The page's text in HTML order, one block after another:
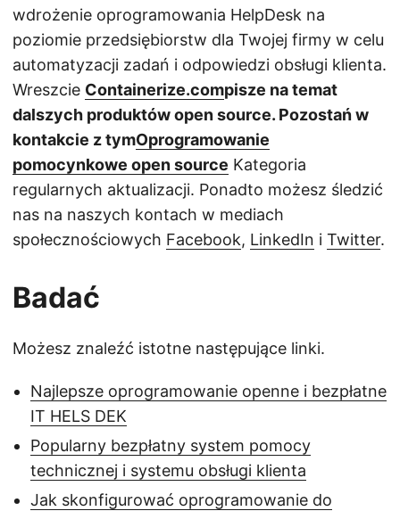
wdrożenie oprogramowania HelpDesk na
poziomie przedsiębiorstw dla Twojej firmy w celu
automatyzacji zadań i odpowiedzi obsługi klienta.
Wreszcie Containerize.compisze na temat
dalszych produktów open source. Pozostań w
kontakcie z tymOprogramowanie
pomocynkowe open source Kategoria
regularnych aktualizacji. Ponadto możesz śledzić
nas na naszych kontach w mediach
społecznościowych Facebook, LinkedIn i Twitter.
Badać
Możesz znaleźć istotne następujące linki.
Najlepsze oprogramowanie openne i bezpłatne
IT HELS DEK
Popularny bezpłatny system pomocy
technicznej i systemu obsługi klienta
Jak skonfigurować oprogramowanie do